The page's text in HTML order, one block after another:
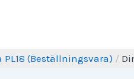
PL18 (Beställningsvara) /